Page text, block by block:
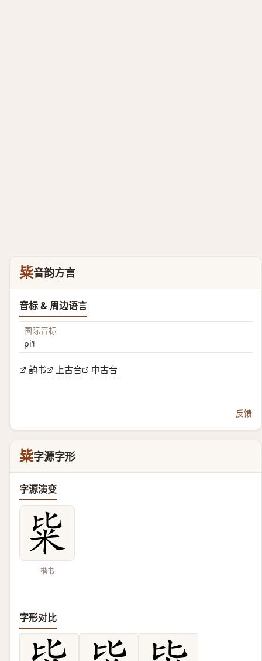
粊音韵方言
音标 & 周边语言
国际音标
pi˥˧
韵书 上古音 中古音
反馈
粊字源字形
字源演变
楷书
字形对比